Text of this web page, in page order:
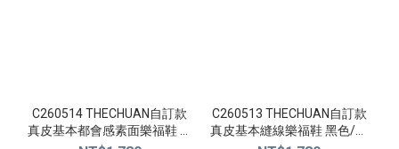
C260514 THECHUAN自訂款
真皮基本都會感素面樂福鞋 黑
C260513 THECHUAN自訂款
真皮基本縫線樂福鞋 黑色/咖